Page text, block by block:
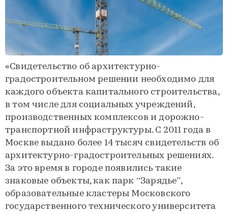
«Свидетельство об архитектурно-
градостроительном решении необходимо для
каждого объекта капитального строительства,
в том числе для социальных учреждений,
производственных комплексов и дорожно-
транспортной инфраструктуры. С 2011 года в
Москве выдано более 14 тысяч свидетельств об
архитектурно-градостроительных решениях.
За это время в городе появились такие
знаковые объекты, как парк “Зарядье”,
образовательные кластеры Московского
государственного технического университета